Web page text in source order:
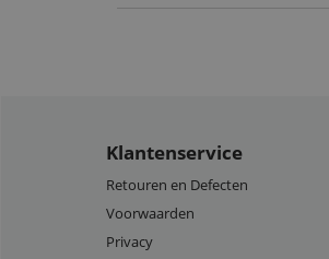
Klantenservice
Retouren en Defecten
Voorwaarden
Privacy